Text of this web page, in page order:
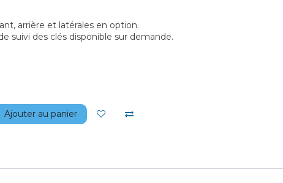
arrière et latérales en option.
suivi des clés disponible sur demande.
Ajouter au panier